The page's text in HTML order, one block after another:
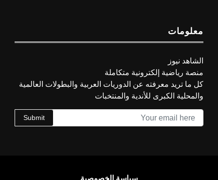
معلومات
الشاهد نيوز
منصة رياضية إلكترونية متكاملة
كل ما تريد معرفته عن الدوريات العربية والبطولات العالمية
والمحلية الكبرى للأندية والمنتخبات
Submit